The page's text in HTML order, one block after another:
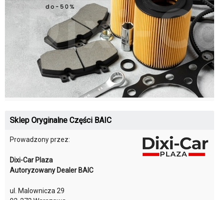
Sklep Oryginalne Części BAIC
Prowadzony przez:
Dixi-Car Plaza
Autoryzowany Dealer BAIC
ul. Malownicza 29